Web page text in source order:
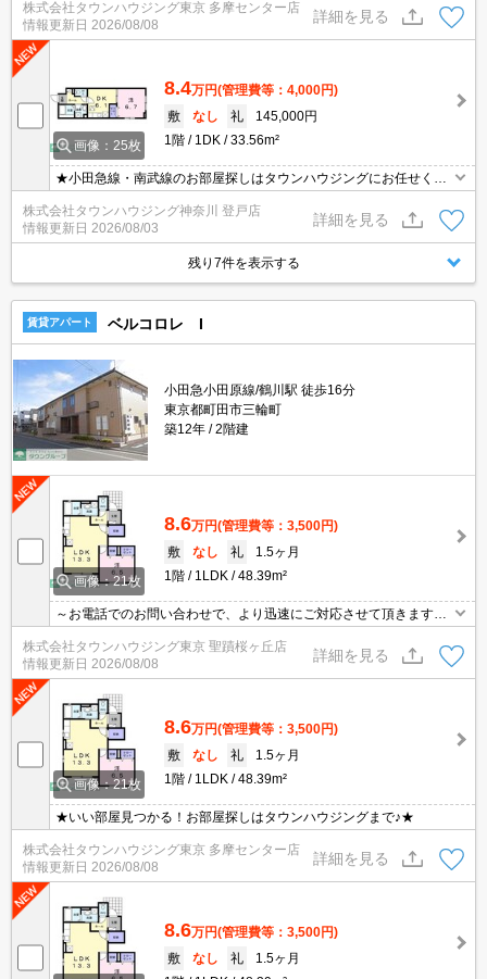
株式会社タウンハウジング東京 多摩センター店
情報更新日 2026/08/08
詳細を見る
画像：25枚
8.4万円(管理費等：4,000円)
敷
なし 礼
145,000円
1階
1DK 33.56m²
★小田急線・南武線のお部屋探しはタウンハウジングにお任せくだ
さい★
株式会社タウンハウジング神奈川 登戸店
情報更新日 2026/08/03
詳細を見る
残り7件を表示する
賃貸アパート ベルコロレ I
小田急小田原線/鶴川駅 徒歩16分
東京都町田市三輪町
築12年
2階建
画像：21枚
8.6万円(管理費等：3,500円)
敷
なし 礼
1.5ヶ月
1階
1LDK 48.39m²
～お電話でのお問い合わせで、より迅速にご対応させて頂きます～
地域密着タウンハウジングまで～
株式会社タウンハウジング東京 聖蹟桜ヶ丘店
情報更新日 2026/08/08
詳細を見る
画像：21枚
8.6万円(管理費等：3,500円)
敷
なし 礼
1.5ヶ月
1階
1LDK 48.39m²
★いい部屋見つかる！お部屋探しはタウンハウジングまで♪★
株式会社タウンハウジング東京 多摩センター店
情報更新日 2026/08/08
詳細を見る
8.6万円(管理費等：3,500円)
敷
なし 礼
1.5ヶ月